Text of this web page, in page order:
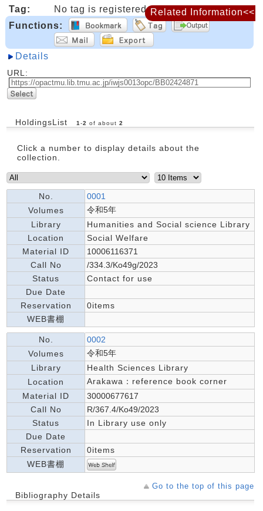
Tag:
No tag is registered
Functions:
Details
URL:
HoldingsList 1 -2 of about 2
Click a number to display details about the
collection.
No.
0001
Volumes
令和5年
Library
Humanities and Social science Library
Location
Social Welfare
Material ID
10006116371
Call No
/334.3/Ko49g/2023
Status
Contact for use
Due Date
Reservation
0items
WEB書棚
No.
0002
Volumes
令和5年
Library
Health Sciences Library
Location
Arakawa：reference book corner
Material ID
30000677617
Call No
R/367.4/Ko49/2023
Status
In Library use only
Due Date
Reservation
0items
WEB書棚
Go to the top of this page
Bibliography Details
Related Information<<